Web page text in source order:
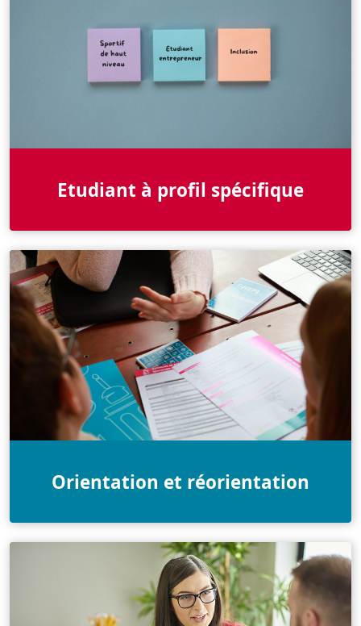
Etudiant à profil spécifique
Orientation et réorientation